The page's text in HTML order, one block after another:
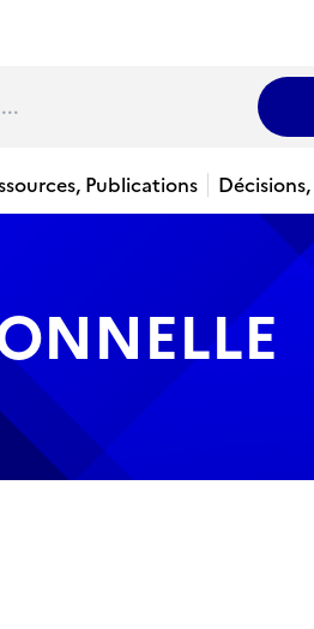
Publications